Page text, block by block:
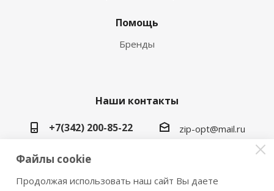
Помощь
Бренды
Наши контакты
+7(342) 200-85-22
zip-opt@mail.ru
г. Пермь, ул. Васильева, 5в
Файлы cookie
Продолжая использовать наш сайт Вы даете